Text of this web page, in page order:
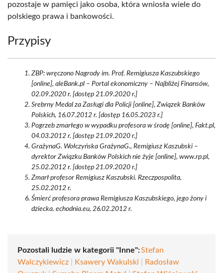
pozostaje w pamięci jako osoba, która wniosła wiele do
polskiego prawa i bankowości.
Przypisy
ZBP: wręczono Nagrody im. Prof. Remigiusza Kaszubskiego
[online], aleBank.pl – Portal ekonomiczny – Najbliżej Finansów,
02.09.2020 r. [dostęp 21.09.2020 r.]
Srebrny Medal za Zasługi dla Policji [online], Związek Banków
Polskich, 16.07.2012 r. [dostęp 16.05.2023 r.]
Pogrzeb zmarłego w wypadku profesora w środę [online], Fakt.pl,
04.03.2012 r. [dostęp 21.09.2020 r.]
GrażynaG. Wołczyńska GrażynaG., Remigiusz Kaszubski –
dyrektor Związku Banków Polskich nie żyje [online], www.rp.pl,
25.02.2012 r. [dostęp 21.09.2020 r.]
Zmarł profesor Remigiusz Kaszubski. Rzeczpospolita,
25.02.2012 r.
Śmierć profesora prawa Remigiusza Kaszubskiego, jego żony i
dziecka. echodnia.eu, 26.02.2012 r.
Pozostali ludzie w kategorii "Inne":Stefan
Walczykiewicz
Ksawery Wakulski
Radosław